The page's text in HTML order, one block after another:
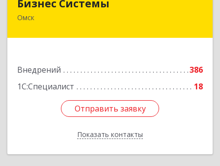
Бизнес Системы
Омск
Внедрений
386
1С:Специалист
18
Отправить заявку
Показать контакты
644024, Омская обл, Омск г, Т.К.Щербанева ул,
Отправить заявку
Назад